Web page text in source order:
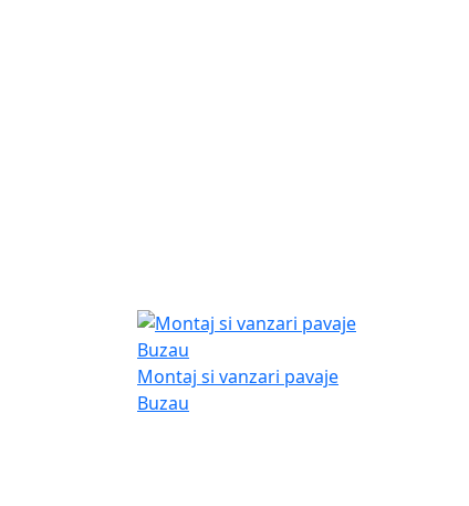
Montaj si vanzari pavaje
Buzau